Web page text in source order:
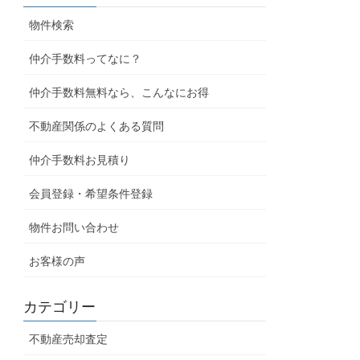
物件検索
仲介手数料ってなに？
仲介手数料無料なら、こんなにお得
不動産関係のよくある質問
仲介手数料お見積り
会員登録・希望条件登録
物件お問い合わせ
お客様の声
カテゴリー
不動産売却査定